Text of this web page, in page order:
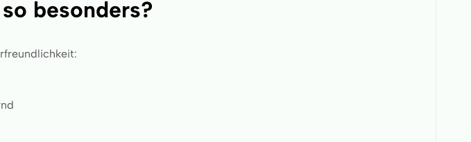
besonders?